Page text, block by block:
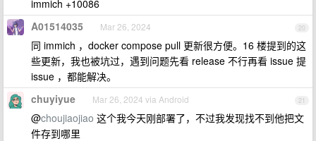
immich +10086
20
A01514035 Mar 26, 2024
同 immich ，docker compose pull 更新很方便。16 楼提到的这
些更新，我也被坑过，遇到问题先看 release 不行再看 issue 提
issue ，都能解决。
21
chuyiyue Mar 26, 2024 via Android
@choujiaojiao 这个我今天刚部署了，不过我发现找不到他把文
件存到哪里